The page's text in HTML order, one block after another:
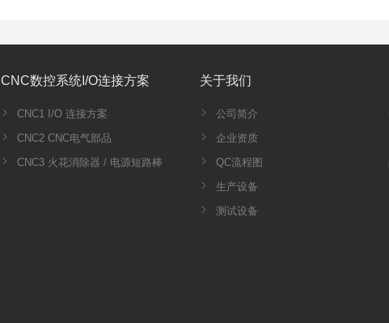
CNC数控系统I/O连接方案
CNC1 I/O 连接方案
CNC2 CNC电气部品
CNC3 火花消除器 / 电源短路棒
关于我们
公司简介
企业资质
QC流程图
生产设备
测试设备